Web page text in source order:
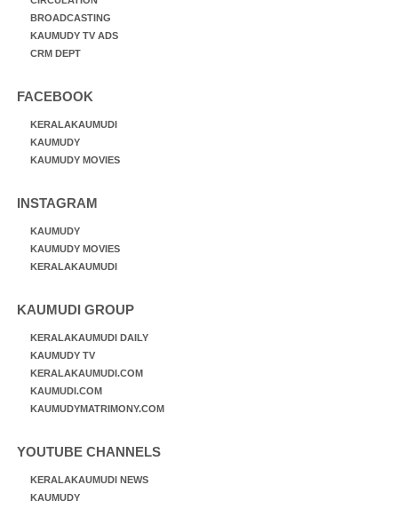
BROADCASTING
KAUMUDY TV ADS
CRM DEPT
FACEBOOK
KERALAKAUMUDI
KAUMUDY
KAUMUDY MOVIES
INSTAGRAM
KAUMUDY
KAUMUDY MOVIES
KERALAKAUMUDI
KAUMUDI GROUP
KERALAKAUMUDI DAILY
KAUMUDY TV
KERALAKAUMUDI.COM
KAUMUDI.COM
KAUMUDYMATRIMONY.COM
YOUTUBE CHANNELS
KERALAKAUMUDI NEWS
KAUMUDY